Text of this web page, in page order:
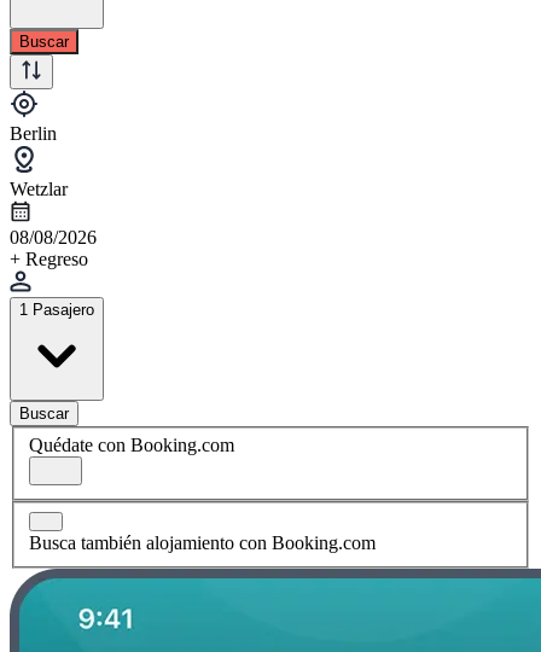
Buscar
Berlin
Wetzlar
08/08/2026
+ Regreso
1 Pasajero
Buscar
Quédate con Booking.com
Busca también alojamiento con Booking.com